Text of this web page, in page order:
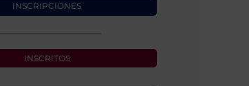
INSCRIPCIONES
INSCRITOS